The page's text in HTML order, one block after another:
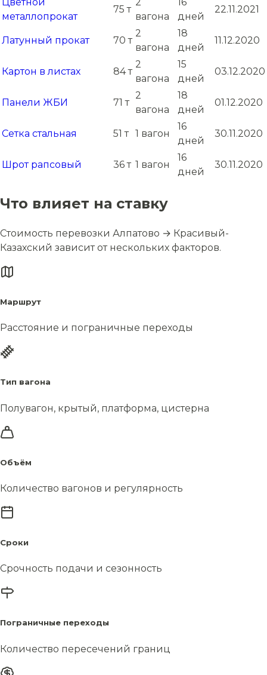
металлопрокат
75 т
вагона
дней
22.11.2021
Латунный прокат 70 т
2
вагона
18
дней
11.12.2020
Картон в листах 84 т
2
вагона
15
дней
03.12.2020
Панели ЖБИ 71 т
2
вагона
18
дней
01.12.2020
Сетка стальная 51 т 1 вагон
16
дней
30.11.2020
Шрот рапсовый 36 т 1 вагон
16
дней
30.11.2020
Что влияет на ставку
Стоимость перевозки Алпатово → Красивый-
Казахский зависит от нескольких факторов.
Маршрут
Расстояние и пограничные переходы
Тип вагона
Полувагон, крытый, платформа, цистерна
Объём
Количество вагонов и регулярность
Сроки
Срочность подачи и сезонность
Пограничные переходы
Количество пересечений границ